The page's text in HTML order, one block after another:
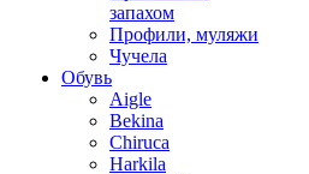
запахом
Профили, муляжи
Чучела
Обувь
Aigle
Bekina
Chiruсa
Harkila